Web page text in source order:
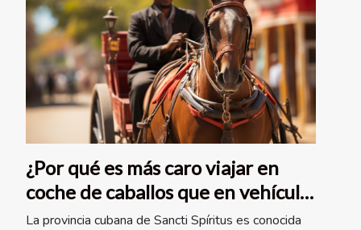
¿Por qué es más caro viajar en
coche de caballos que en vehículo
de motor en la provincia cubana
La provincia cubana de Sancti Spíritus es conocida